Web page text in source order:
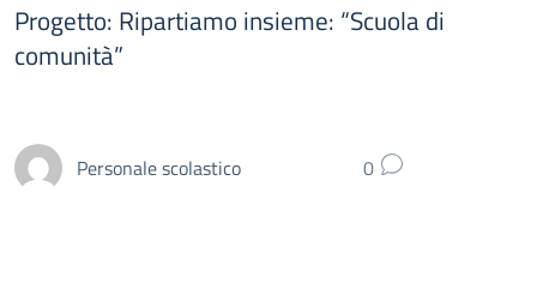
Progetto: Ripartiamo insieme: “Scuola di
comunità”
Personale scolastico 0